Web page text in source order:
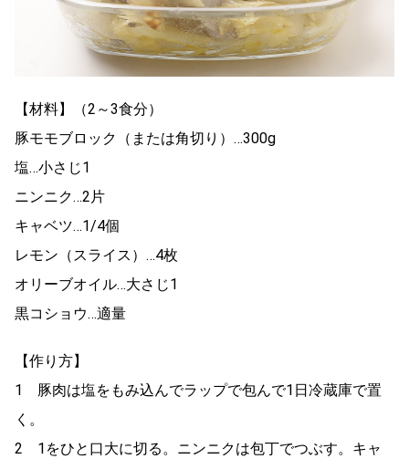
【材料】（2～3食分）
豚モモブロック（または角切り）…300g
塩…小さじ1
ニンニク…2片
キャベツ…1/4個
レモン（スライス）…4枚
オリーブオイル…大さじ1
黒コショウ…適量
【作り方】
1 豚肉は塩をもみ込んでラップで包んで1日冷蔵庫で置
く。
2 1をひと口大に切る。ニンニクは包丁でつぶす。キャ